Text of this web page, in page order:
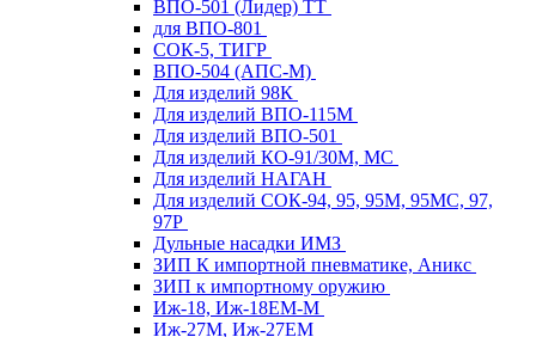
ВПО-501 (Лидер) ТТ
для ВПО-801
СОК-5, ТИГР
ВПО-504 (АПС-М)
Для изделий 98К
Для изделий ВПО-115М
Для изделий ВПО-501
Для изделий КО-91/30М, МС
Для изделий НАГАН
Для изделий СОК-94, 95, 95М, 95МС, 97,
97Р
Дульные насадки ИМЗ
ЗИП К импортной пневматике, Аникс
ЗИП к импортному оружию
Иж-18, Иж-18ЕМ-М
Иж-27М, Иж-27ЕМ